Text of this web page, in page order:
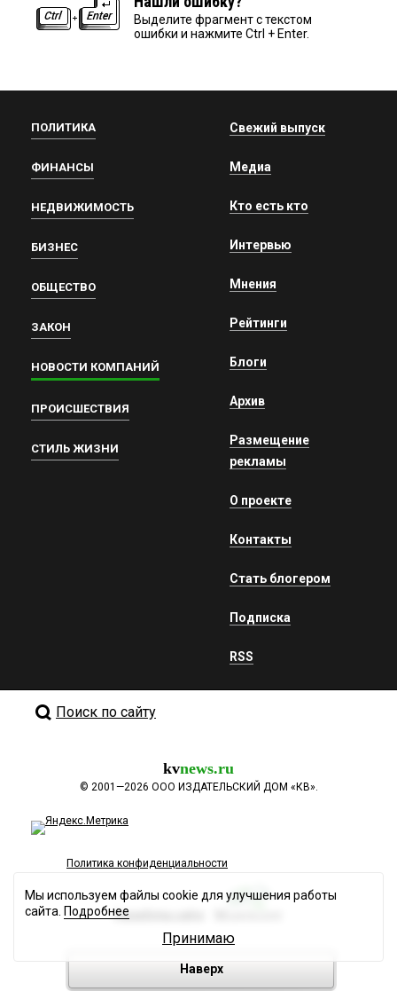
Выделите фрагмент с текстом
ошибки и нажмите Ctrl + Enter.
ПОЛИТИКА
ФИНАНСЫ
НЕДВИЖИМОСТЬ
БИЗНЕС
ОБЩЕСТВО
ЗАКОН
НОВОСТИ КОМПАНИЙ
ПРОИСШЕСТВИЯ
СТИЛЬ ЖИЗНИ
Свежий выпуск
Медиа
Кто есть кто
Интервью
Мнения
Рейтинги
Блоги
Архив
Размещение
рекламы
О проекте
Контакты
Стать блогером
Подписка
RSS
Поиск по сайту
kvnews.ru
© 2001—2026 ООО ИЗДАТЕЛЬСКИЙ ДОМ «КВ».
Политика конфиденциальности
Разработка сайта
Наверх
Мы используем файлы cookie для улучшения работы
сайта. Подробнее
Принимаю